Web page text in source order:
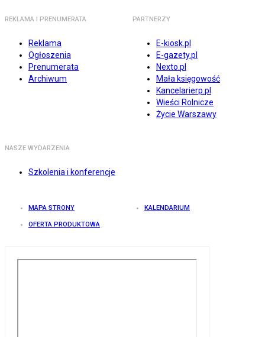
REKLAMA I PRENUMERATA
Reklama
Ogłoszenia
Prenumerata
Archiwum
PARTNERZY
E-kiosk.pl
E-gazety.pl
Nexto.pl
Mała księgowość
Kancelarierp.pl
Wieści Rolnicze
Życie Warszawy
NASZE WYDARZENIA
Szkolenia i konferencje
MAPA STRONY KALENDARIUM
OFERTA PRODUKTOWA